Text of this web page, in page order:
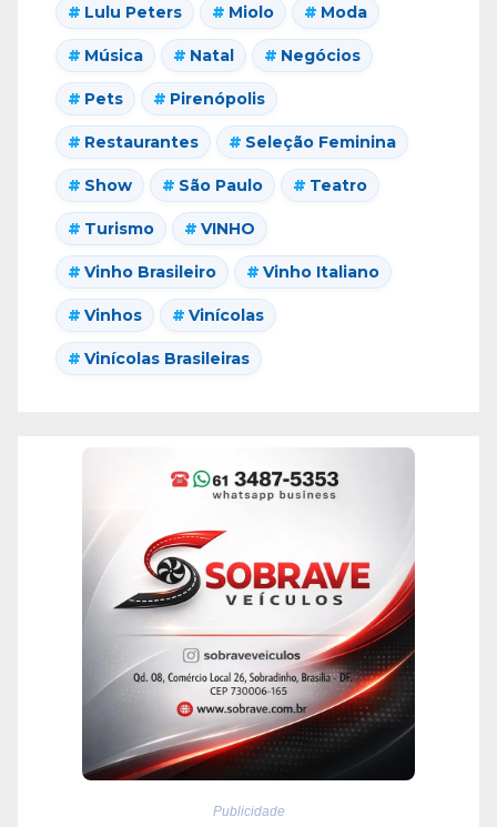
Lulu Peters Miolo Moda
Música Natal Negócios
Pets Pirenópolis
Restaurantes Seleção Feminina
Show São Paulo Teatro
Turismo VINHO
Vinho Brasileiro Vinho Italiano
Vinhos Vinícolas
Vinícolas Brasileiras
Publicidade